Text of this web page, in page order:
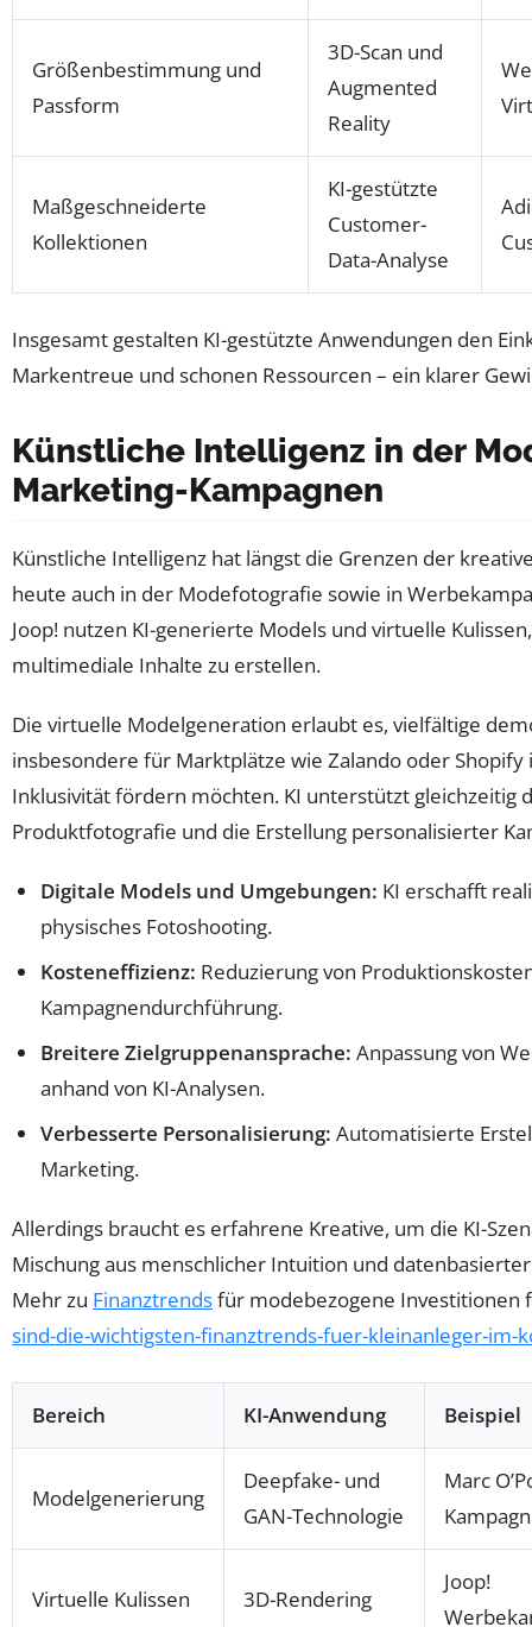
Größenbestimmung und
Passform
3D-Scan und
Augmented
Reality
Maßgeschneiderte
Kollektionen
KI-gestützte
Customer-
Data-Analyse
Insgesamt gestalten KI-gestützte Anwendungen den
Markentreue und schonen Ressourcen – ein klarer
Künstliche Intelligenz in der
Marketing-Kampagnen
Künstliche Intelligenz hat längst die Grenzen der
heute auch in der Modefotografie sowie in
Joop! nutzen KI-generierte Models und virtuelle
multimediale Inhalte zu erstellen.
Die virtuelle Modelgeneration erlaubt es, vielfältige
insbesondere für Marktplätze wie Zalando oder
Inklusivität fördern möchten. KI unterstützt gleichzeitig
Produktfotografie und die Erstellung personalisierter
Digitale Models und Umgebungen: KI erschafft
physisches Fotoshooting.
Kosteneffizienz: Reduzierung von
Kampagnendurchführung.
Breitere Zielgruppenansprache: Anpassung von
anhand von KI-Analysen.
Verbesserte Personalisierung: Automatisierte
Marketing.
Allerdings braucht es erfahrene Kreative, um die KI-
Mischung aus menschlicher Intuition und
Mehr zu Finanztrendsfür modebezogene Investitionen
sind-die-wichtigsten-finanztrends-fuer-kleinanleger-im-
Bereich KI-Anwendung Beispiel
Modelgenerierung
Deepfake- und
GAN-Technologie
Marc
Virtuelle Kulissen 3D-Rendering
Joop!